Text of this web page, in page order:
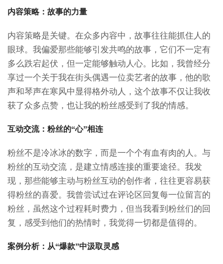
内容策略：故事的力量
内容策略是关键。在众多内容中，故事往往能抓住人的
眼球。我偏爱那些能够引发共鸣的故事，它们不一定有
多么跌宕起伏，但一定能够触动人心。比如，我曾经分
享过一个关于我在街头偶遇一位卖艺者的故事，他的歌
声和琴声在寒风中显得格外动人，这个故事不仅让我收
获了众多点赞，也让我的粉丝感受到了我的情感。
互动交流：粉丝的“心”相连
粉丝不是冷冰冰的数字，而是一个个有血有肉的人。与
粉丝的互动交流，是建立情感连接的重要途径。我发
现，那些能够主动与粉丝互动的创作者，往往更容易获
得粉丝的喜爱。我曾尝试过在评论区回复每一位留言的
粉丝，虽然这个过程耗时费力，但当我看到粉丝们的回
复，感受到他们的热情时，我觉得一切都是值得的。
案例分析：从“爆款”中汲取灵感